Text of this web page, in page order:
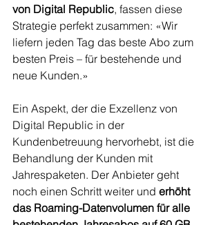
von Digital Republic, fassen diese
Strategie perfekt zusammen: «Wir
liefern jeden Tag das beste Abo zum
besten Preis – für bestehende und
neue Kunden.»
Ein Aspekt, der die Exzellenz von
Digital Republic in der
Kundenbetreuung hervorhebt, ist die
Behandlung der Kunden mit
Jahrespaketen. Der Anbieter geht
noch einen Schritt weiter und erhöht
das Roaming-Datenvolumen für alle